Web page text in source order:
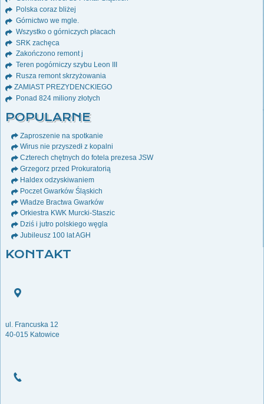
Polska coraz bliżej
Górnictwo we mgle.
Wszystko o górniczych płacach
SRK zachęca
Zakończono remont j
Teren pogórniczy szybu Leon III
Rusza remont skrzyżowania
ZAMIAST PREZYDENCKIEGO
Ponad 824 miliony złotych
POPULARNE
Zaproszenie na spotkanie
Wirus nie przyszedł z kopalni
Czterech chętnych do fotela prezesa JSW
Grzegorz przed Prokuratorią
Haldex odzyskiwaniem
Poczet Gwarków Śląskich
Władze Bractwa Gwarków
Orkiestra KWK Murcki-Staszic
Dziś i jutro polskiego węgla
Jubileusz 100 lat AGH
KONTAKT
ul. Francuska 12
40-015 Katowice